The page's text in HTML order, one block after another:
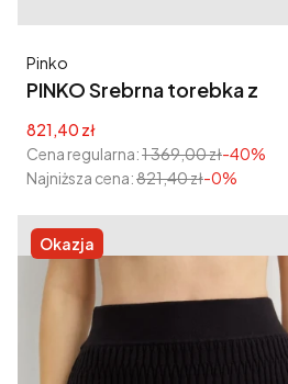
PINKO Srebrna torebka z
Producent
Pinko
Cena promocyjna
821,40 zł
Cena regularna:1 369,00 zł-40%
Najniższa cena:821,40 zł-0%
Okazja